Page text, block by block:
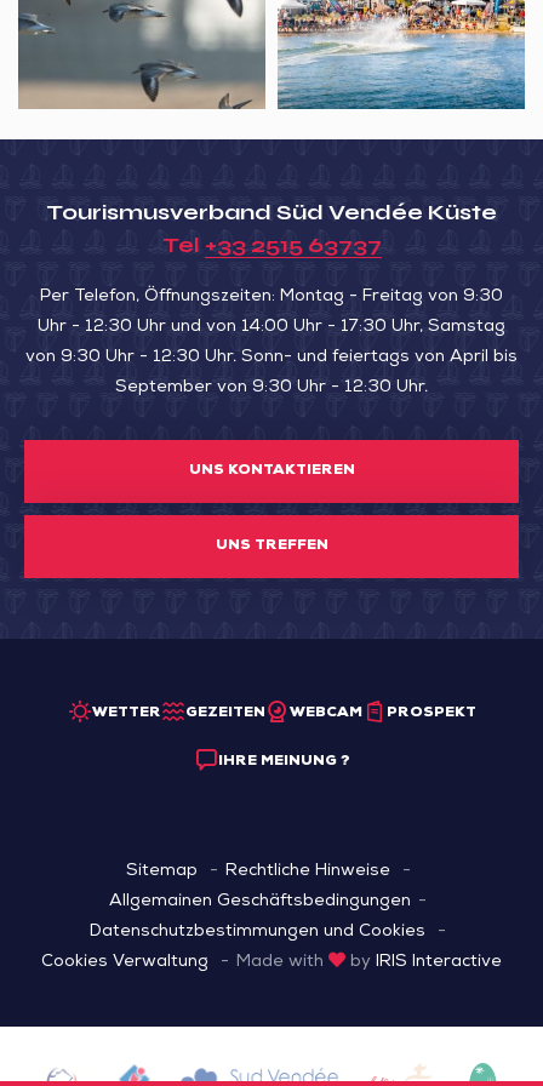
oiseaux
de
Belle
Tourismusverband Süd Vendée Küste
Tel +33 2515 63737
Per Telefon, Öffnungszeiten: Montag - Freitag von 9:30
Uhr - 12:30 Uhr und von 14:00 Uhr - 17:30 Uhr, Samstag
von 9:30 Uhr - 12:30 Uhr. Sonn- und feiertags von April bis
September von 9:30 Uhr - 12:30 Uhr.
UNS KONTAKTIEREN
UNS TREFFEN
WETTER GEZEITEN WEBCAM PROSPEKT
IHRE MEINUNG ?
Sitemap
Rechtliche Hinweise
Allgemainen Geschäftsbedingungen
Datenschutzbestimmungen und Cookies
Cookies Verwaltung
Made with by IRIS Interactive